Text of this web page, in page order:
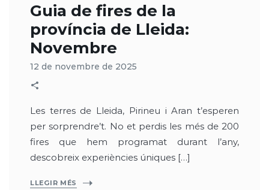
Guia de fires de la
província de Lleida:
Novembre
12 de novembre de 2025
Les terres de Lleida, Pirineu i Aran t’esperen
per sorprendre’t. No et perdis les més de 200
fires que hem programat durant l’any,
descobreix experiències úniques […]
LLEGIR MÉS